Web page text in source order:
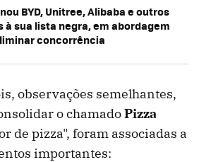
BYD, Unitree, Alibaba e outros
sua lista negra, em abordagem
concorrência
observações semelhantes,
o chamadoPizza
de pizza", foram associadas a
importantes: